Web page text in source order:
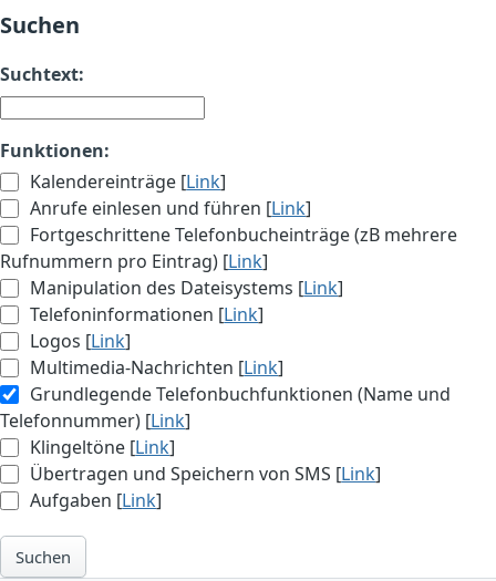
Suchen
Suchtext:
Funktionen:
Kalendereinträge [Link]
Anrufe einlesen und führen [Link]
Fortgeschrittene Telefonbucheinträge (zB mehrere
Rufnummern pro Eintrag) [Link]
Manipulation des Dateisystems [Link]
Telefoninformationen [Link]
Logos [Link]
Multimedia-Nachrichten [Link]
Grundlegende Telefonbuchfunktionen (Name und
Telefonnummer) [Link]
Klingeltöne [Link]
Übertragen und Speichern von SMS [Link]
Aufgaben [Link]
Suchen